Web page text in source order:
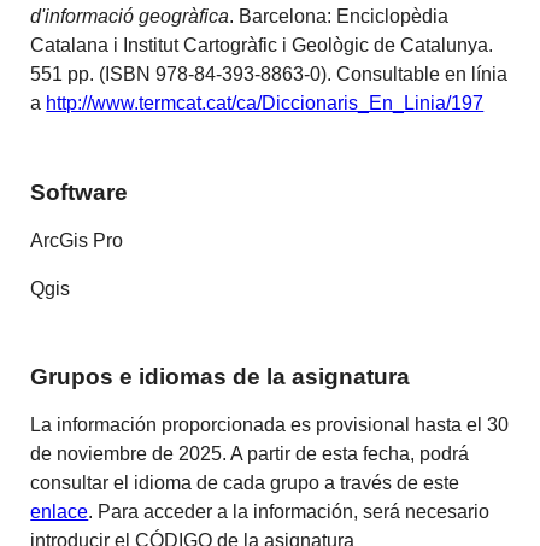
d'informació geogràfica. Barcelona: Enciclopèdia
Catalana i Institut Cartogràfic i Geològic de Catalunya.
551 pp. (ISBN 978-84-393-8863-0). Consultable en línia
a http://www.termcat.cat/ca/Diccionaris_En_Linia/197
Software
ArcGis Pro
Qgis
Grupos e idiomas de la asignatura
La información proporcionada es provisional hasta el 30
de noviembre de 2025. A partir de esta fecha, podrá
consultar el idioma de cada grupo a través de este
enlace. Para acceder a la información, será necesario
introducir el CÓDIGO de la asignatura